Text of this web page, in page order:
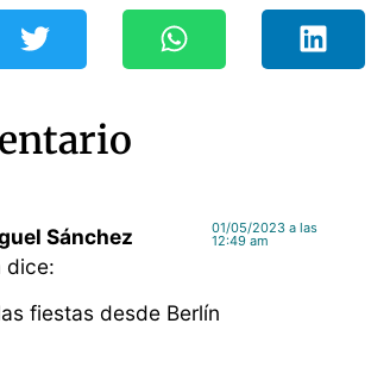
Sánchez
dice:
01/05/2023 a las
12:49 am
fiestas desde Berlín